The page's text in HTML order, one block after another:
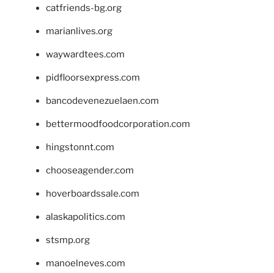
catfriends-bg.org
marianlives.org
waywardtees.com
pidfloorsexpress.com
bancodevenezuelaen.com
bettermoodfoodcorporation.com
hingstonnt.com
chooseagender.com
hoverboardssale.com
alaskapolitics.com
stsmp.org
manoelneves.com